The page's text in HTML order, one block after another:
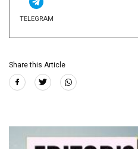
TELEGRAM
Share this Article